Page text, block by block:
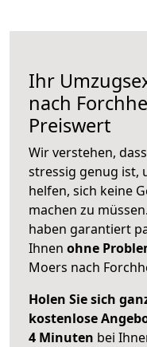
Ihr
nach
Preiswert
Wir verstehen,
stressig genug ist,
helfen, sich keine
machen zu
haben garantiert
Ihnen ohne
Moers nach
Holen Sie sich
kostenlose
4 Minuten bei